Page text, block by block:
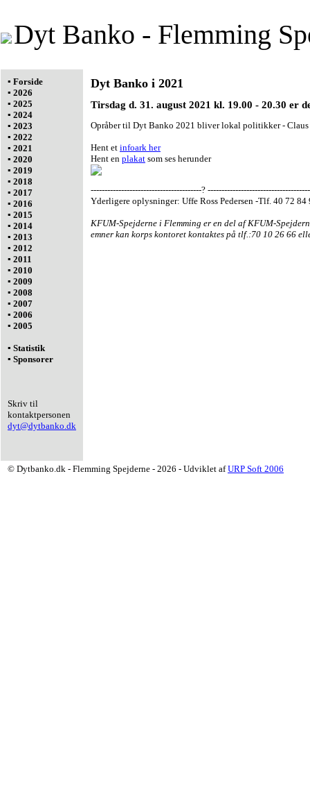
Dyt Banko - Flemming
▪ Forside
▪ 2026
▪ 2025
▪ 2024
▪ 2023
▪ 2022
▪ 2021
▪ 2020
▪ 2019
▪ 2018
▪ 2017
▪ 2016
▪ 2015
▪ 2014
▪ 2013
▪ 2012
▪ 2011
▪ 2010
▪ 2009
▪ 2008
▪ 2007
▪ 2006
▪ 2005
▪ Statistik
▪ Sponsorer
Skriv til
kontaktpersonen
dyt@dytbanko.dk
Dyt Banko i 2021
Tirsdag d. 31. august 2021 kl. 19.00 - 20.30 er
Opråber til Dyt Banko 2021 bliver lokal politikker - Claus
Hent et infoark her
Hent en plakat som ses herunder
----------------------------------------?
Yderligere oplysninger: Uffe Ross Pedersen -Tlf. 40 72
KFUM-Spejderne i Flemming er en del af KFUM-
emner kan korps kontoret kontaktes på tlf.:70 10 26 66
© Dytbanko.dk - Flemming Spejderne - 2026 - Udviklet afURP Soft 2006